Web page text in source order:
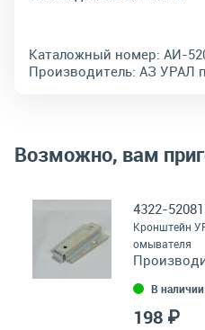
Каталожный номер: АИ-
Производитель: АЗ УРАЛ
Возможно, вам
4322-
Кронштейн
омывателя
В
198 ₽